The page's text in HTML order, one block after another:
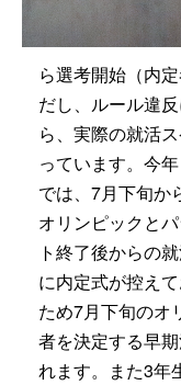
ら選考開始（内
だし、ルール違
ら、実際の就活
っています。今
では、7月下旬か
オリンピックと
ト終了後からの
に内定式が控え
ため7月下旬のオ
者を決定する早
れます。また3年